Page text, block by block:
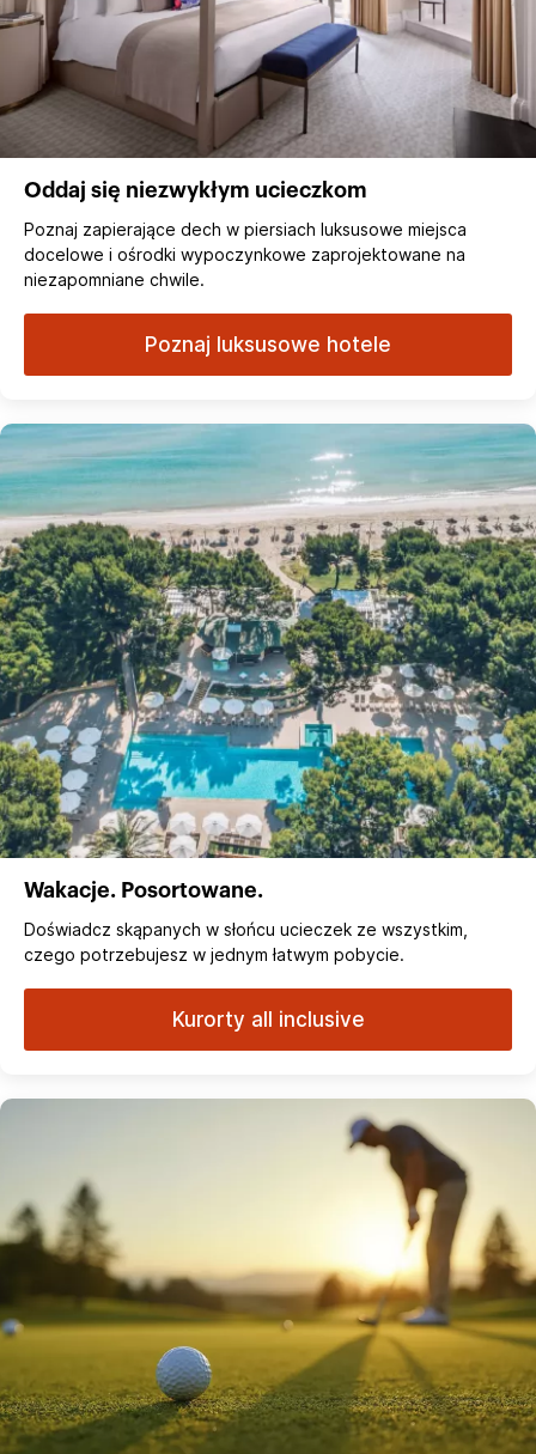
Oddaj się niezwykłym ucieczkom
Poznaj zapierające dech w piersiach luksusowe miejsca
docelowe i ośrodki wypoczynkowe zaprojektowane na
niezapomniane chwile.
Poznaj luksusowe hotele
Wakacje. Posortowane.
Doświadcz skąpanych w słońcu ucieczek ze wszystkim,
czego potrzebujesz w jednym łatwym pobycie.
Kurorty all inclusive